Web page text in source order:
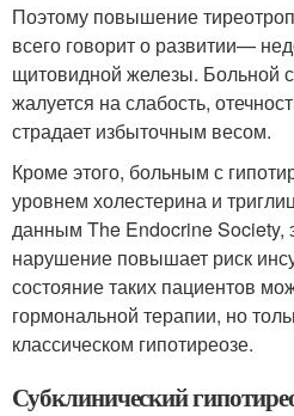
Поэтому повышение
всего говорит о развитии—
щитовидной железы. Больной
жалуется на слабость,
страдает избыточным весом.
Кроме этого, больным с
уровнем холестерина и
данным The Endocrine Society,
нарушение повышает риск
состояние таких пациентов
гормональной терапии, но
классическом гипотиреозе.
Субклинический